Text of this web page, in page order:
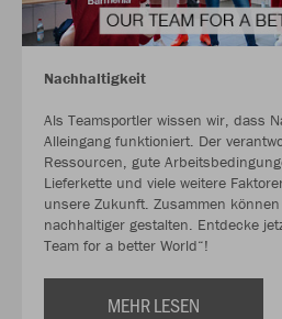
Nachhaltigkeit
Als Teamsportler wissen wir, dass
Alleingang funktioniert. Der
Ressourcen, gute
Lieferkette und viele weitere
unsere Zukunft. Zusammen
nachhaltiger gestalten. Entdecke
Team for a better World“!
MEHR LESEN